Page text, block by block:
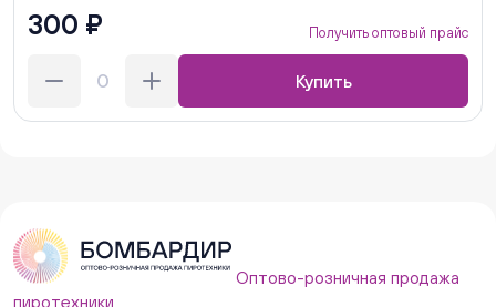
300 ₽ Получить оптовый прайс
Купить
Оптово-розничная продажа
пиротехники